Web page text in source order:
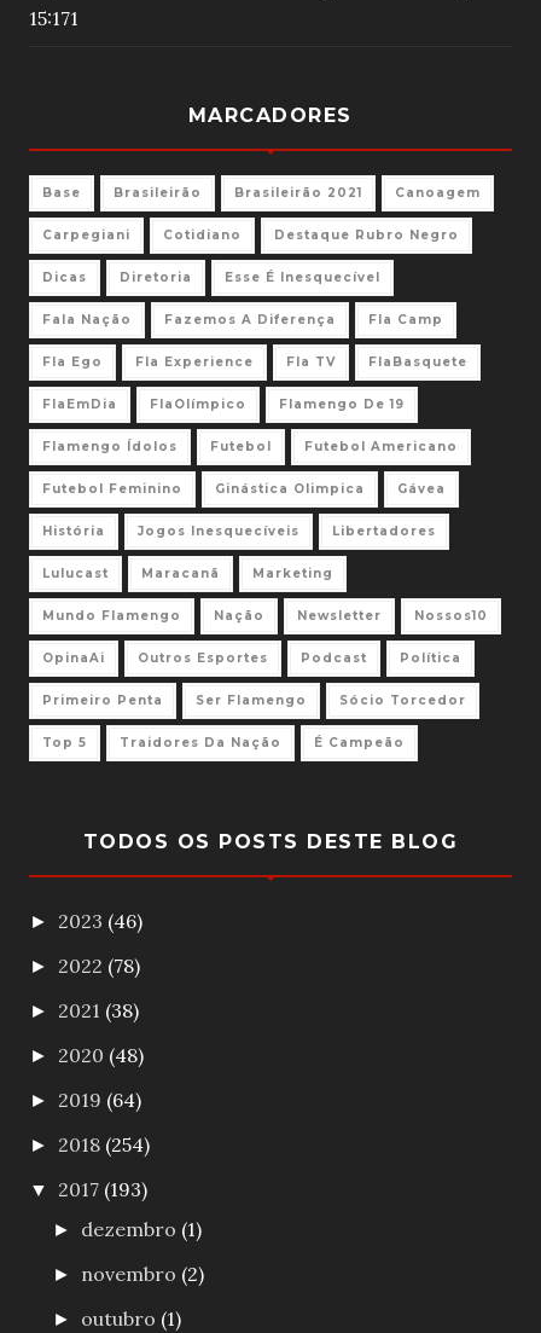
15:171
MARCADORES
Base Brasileirão Brasileirão 2021 Canoagem
Carpegiani Cotidiano Destaque Rubro Negro
Dicas Diretoria Esse É Inesquecível
Fala Nação Fazemos A Diferença Fla Camp
Fla Ego Fla Experience Fla TV FlaBasquete
FlaEmDia FlaOlímpico Flamengo De 19
Flamengo Ídolos Futebol Futebol Americano
Futebol Feminino Ginástica Olimpica Gávea
História Jogos Inesquecíveis Libertadores
Lulucast Maracanã Marketing
Mundo Flamengo Nação Newsletter Nossos10
OpinaAi Outros Esportes Podcast Política
Primeiro Penta Ser Flamengo Sócio Torcedor
Top 5 Traidores Da Nação É Campeão
TODOS OS POSTS DESTE BLOG
► 2023 (46)
► 2022 (78)
► 2021 (38)
► 2020 (48)
► 2019 (64)
► 2018 (254)
▼ 2017 (193)
► dezembro (1)
► novembro (2)
► outubro (1)